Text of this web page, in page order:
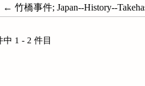
← 竹橋事件; Japan--History--
中 1 - 2 件目